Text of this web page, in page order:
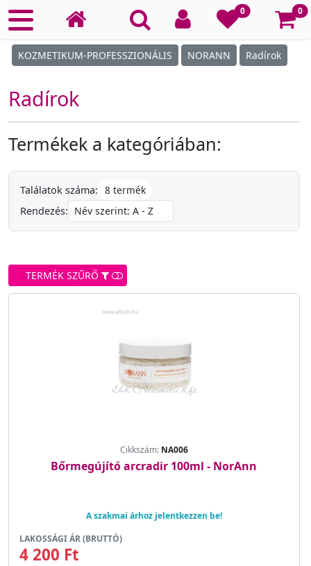
0 0
KOZMETIKUM-PROFESSZIONÁLIS NORANN Radírok
Radírok
Termékek a kategóriában:
Találatok száma: 8 termék
Rendezés:
TERMÉK SZŰRŐ
Cikkszám: NA006
Bőrmegújító arcradir 100ml - NorAnn
A szakmai árhoz jelentkezzen be!
LAKOSSÁGI ÁR (BRUTTÓ)
4 200 Ft